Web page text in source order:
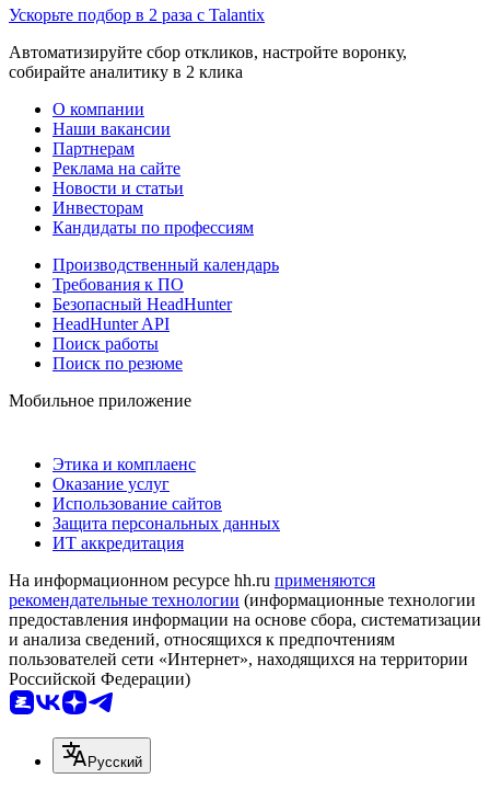
Ускорьте подбор в 2 раза с Talantix
Автоматизируйте сбор откликов, настройте воронку,
собирайте аналитику в 2 клика
О компании
Наши вакансии
Партнерам
Реклама на сайте
Новости и статьи
Инвесторам
Кандидаты по профессиям
Производственный календарь
Требования к ПО
Безопасный HeadHunter
HeadHunter API
Поиск работы
Поиск по резюме
Мобильное приложение
Этика и комплаенс
Оказание услуг
Использование сайтов
Защита персональных данных
ИТ аккредитация
На информационном ресурсе hh.ru применяются
рекомендательные технологии (информационные технологии
предоставления информации на основе сбора, систематизации
и анализа сведений, относящихся к предпочтениям
пользователей сети «Интернет», находящихся на территории
Российской Федерации)
Русский